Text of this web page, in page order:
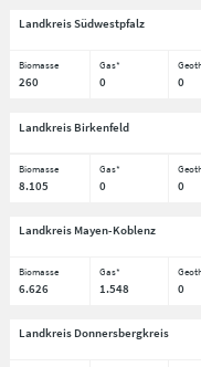
Landkreis Südwestpfalz
Biomasse Gas*
260 0 0
Landkreis Birkenfeld
Biomasse Gas*
8.105 0 0
Landkreis Mayen-Koblenz
Biomasse Gas*
6.626 1.548 0
Landkreis Donnersbergkreis